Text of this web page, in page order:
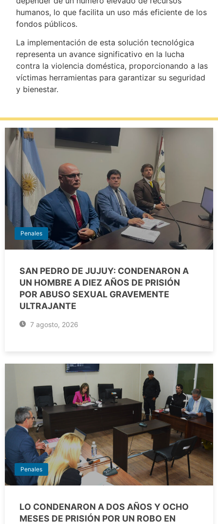
humanos, lo que facilita un uso más eficiente de los
fondos públicos.
La implementación de esta solución tecnológica
representa un avance significativo en la lucha
contra la violencia doméstica, proporcionando a las
víctimas herramientas para garantizar su seguridad
y bienestar.
Penales
SAN PEDRO DE JUJUY: CONDENARON A
UN HOMBRE A DIEZ AÑOS DE PRISIÓN
POR ABUSO SEXUAL GRAVEMENTE
ULTRAJANTE
7 agosto, 2026
Penales
LO CONDENARON A DOS AÑOS Y OCHO
MESES DE PRISIÓN POR UN ROBO EN